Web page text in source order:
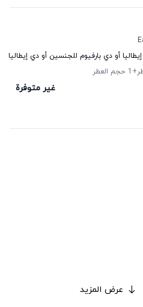
أو دي بارفيوم للجنسين أو دي إيطاليا
+1 حجم العطر
غير متوفرة
عرض المزيد